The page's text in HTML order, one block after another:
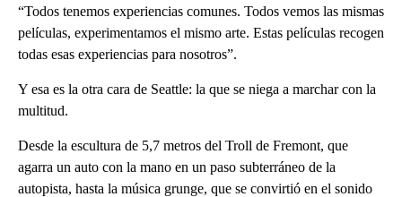
“Todos tenemos experiencias comunes. Todos vemos las mismas
películas, experimentamos el mismo arte. Estas películas recogen
todas esas experiencias para nosotros”.
Y esa es la otra cara de Seattle: la que se niega a marchar con la
multitud.
Desde la escultura de 5,7 metros del Troll de Fremont, que
agarra un auto con la mano en un paso subterráneo de la
autopista, hasta la música grunge, que se convirtió en el sonido